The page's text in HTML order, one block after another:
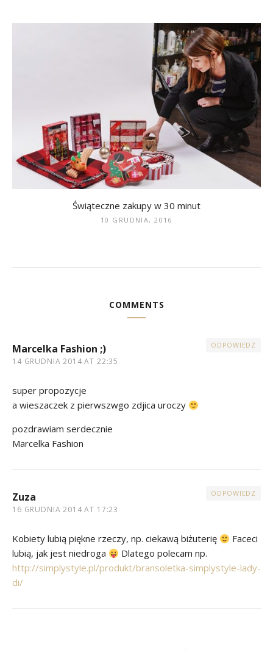
Świąteczne zakupy w 30 minut
10 GRUDNIA, 2016
COMMENTS
Marcelka Fashion ;)
14 GRUDNIA 2014 AT 22:35
ODPOWIEDZ
super propozycje
a wieszaczek z pierwszwgo zdjica uroczy
pozdrawiam serdecznie
Marcelka Fashion
Zuza
16 GRUDNIA 2014 AT 17:23
ODPOWIEDZ
Kobiety lubią piękne rzeczy, np. ciekawą biżuterię
Faceci
lubią, jak jest niedroga
Dlatego polecam np.
http://simplystyle.pl/produkt/bransoletka-simplystyle-lady-
di/